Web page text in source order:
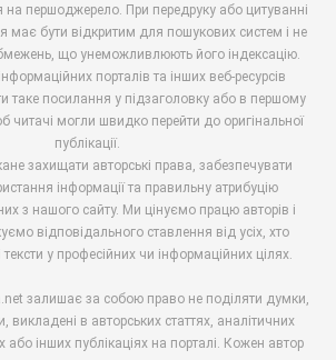
на першоджерело. При передруку або цитуванні
має бути відкритим для пошукових систем і не
що унеможливлюють його індексацію.
порталів та інших веб-ресурсів
таке посилання у підзаголовку або в першому
читачі могли швидко перейти до оригінальної
публікації.
захищати авторські права, забезпечувати
інформації та правильну атрибуцію
з нашого сайту. Ми цінуємо працю авторів і
відповідального ставлення від усіх, хто
у професійних чи інформаційних цілях.
залишає за собою право не поділяти думки,
викладені в авторських статтях, аналітичних
або інших публікаціях на порталі. Кожен автор